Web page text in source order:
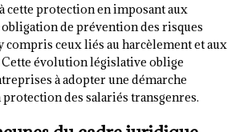
cette protection en imposant aux
de prévention des risques
compris ceux liés au harcèlement et aux
évolution législative oblige
à adopter une démarche
des salariés transgenres.